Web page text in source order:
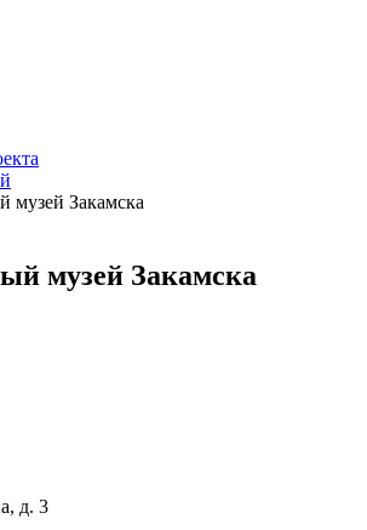
музей Закамска
музей Закамска
д. 3